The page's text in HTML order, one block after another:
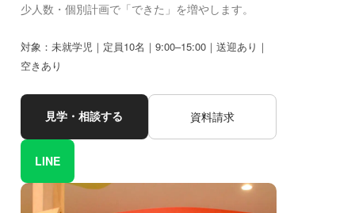
少人数・個別計画で「できた」を増やします。
対象：未就学児 ｜ 定員10名 ｜ 9:00–15:00 ｜ 送迎あり ｜
空きあり
見学・相談する 資料請求
LINE